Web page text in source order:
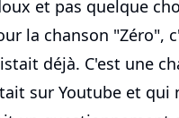
et pas quelque
la chanson "Zéro",
déjà. C'est une
sur Youtube et qui